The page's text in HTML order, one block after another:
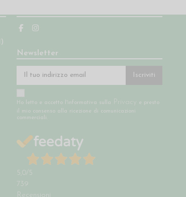
Newsletter
Iscriviti
Ho letto e accetto l'informativa sulla Privacy
e presto
il mio consenso alla ricezione di comunicazioni
commerciali.
5,0/5
739
Recensioni